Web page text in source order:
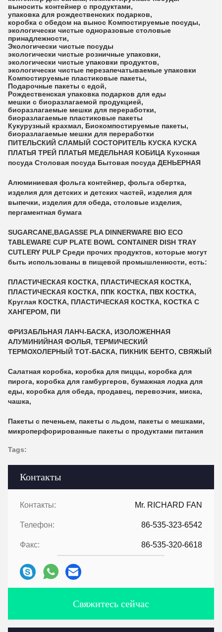
Контакты
Контакты: Mr. RICHARD FAN
Телефон: 86-535-323-6542
Факс: 86-535-320-6618
Свяжитесь сейчас
выносить контейнер с продуктами,
упаковка для рождественских подарков,
коробка с обедом на вынос Компостируемые посуды,
экологически чистые одноразовые столовые
принадлежности,
Экологически чистые посуды
экологически чистые розничные упаковки,
экологически чистые упаковки продуктов,
экологически чистые перезапечатываемые упаковки
Компостируемые пластиковые пакеты,
Подарочные пакеты с едой,
Рождественская упаковка подарков для еды
мешки с биоразлагаемой продукцией,
биоразлагаемые мешки для переработки,
биоразлагаемые пластиковые пакеты
Кукурузный крахмал, Биокомпостируемые пакеты,
биоразлагаемые мешки для переработки
ПИТЕЛЬСКИЙ СЛАМЫЙ СОСТОРИТЕЛЬ КУСКА КУСКА
ПЛАТЬЯ ТРЕЙ ПЛАТЬЯ МЕДЕЛЬНАЯ КОБИЦА Кухонная
посуда Столовая посуда Бытовая посуда ДЕНЬЕРНАЯ
Алюминиевая фольга контейнер, фольга обертка,
изделия для детских и детских частей, изделия для
выпечки, изделия для обеда, столовые изделия,
пергаментная бумага
SUGARCANE,BAGASSE PLA DINNERWARE BIO ECO
TABLEWARE CUP PLATE BOWL CONTAINER DISH TRAY
CUTLERY PULP Среди прочих продуктов, которые могут
быть использованы в пищевой промышленности, есть:
ПЛАСТИЧЕСКАЯ КОСТКА, ПЛАСТИЧЕСКАЯ КОСТКА,
ПЛАСТИЧЕСКАЯ КОСТКА, ППК КОСТКА, ПВХ КОСТКА,
Круглая КОСТКА, ПЛАСТИЧЕСКАЯ КОСТКА, КОСТКА С
ХАНГЕРОМ, ПИ
ФРИЗАБЛЬНАЯ ЛАНЧ-БАСКА, ИЗОЛОЖЕННАЯ
АЛУМИНИЙНАЯ ФОЛЬЯ, ТЕРМИЧЕСКИЙ
ТЕРМОХОЛЕРНЫЙ ТОТ-БАСКА, ПИКНИК БЕНТО, СВЯЖЫЙ
Салатная коробка, коробка для пиццы, коробка для
пирога, коробка для гамбургеров, бумажная лодка для
еды, коробка для обеда, продавец, перевозчик, миска,
чашка,
Пакеты с печеньем, пакеты с льдом, пакеты с мешками,
микроперфорированные пакеты с продуктами питания
Tags: